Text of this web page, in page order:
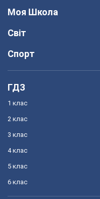
Моя Школа
Світ
Спорт
ГДЗ
1 клас
2 клас
3 клас
4 клас
5 клас
6 клас